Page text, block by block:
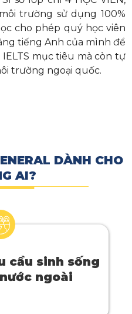
trường sử dụng 100%
cho phép quý học viên
tiếng Anh của mình để
mục tiêu mà còn tự
trường ngoại quốc.
DÀNH CHO
AI?
cầu sinh sống
ngoài